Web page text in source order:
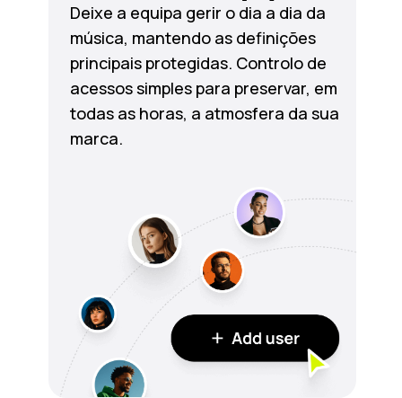
Deixe a equipa gerir o dia a dia da
música, mantendo as definições
principais protegidas. Controlo de
acessos simples para preservar, em
todas as horas, a atmosfera da sua
marca.